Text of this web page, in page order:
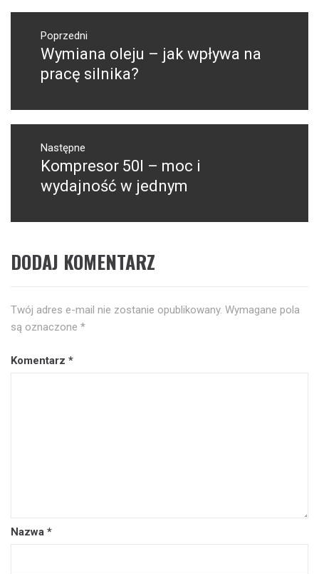
Nawigacja
wpisuPoprzedni
Poprzedni
wpis:
Wymiana oleju – jak wpływa na
pracę silnika?
Następne
Następny
post:
Kompresor 50l – moc i
wydajność w jednym
DODAJ KOMENTARZ
Twój adres e-mail nie zostanie opublikowany. Wymagane pola
są oznaczone *
Komentarz *
Nazwa *